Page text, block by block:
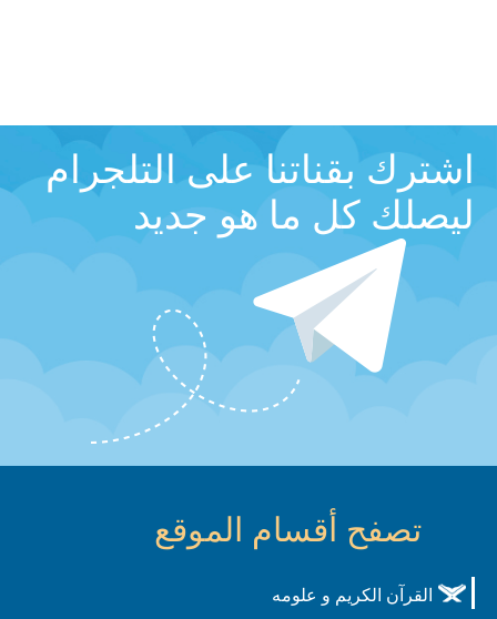
اشترك بقناتنا على التلجرام
ليصلك كل ما هو جديد
تصفح أقسام الموقع
القرآن الكريم و علومه